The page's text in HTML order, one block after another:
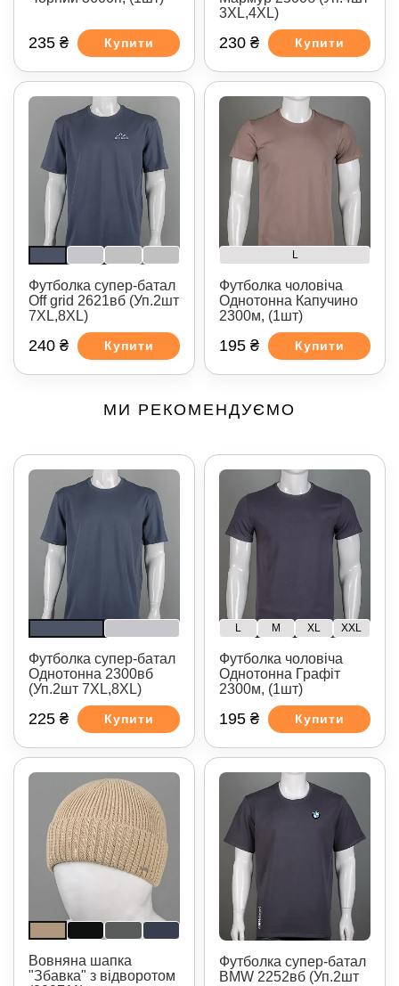
235 ₴ Купити
3XL,4XL)
230 ₴ Купити
Футболка супер-батал
Off grid 2621вб (Уп.2шт
7XL,8XL)
240 ₴ Купити
L
Футболка чоловіча
Однотонна Капучино
2300м, (1шт)
195 ₴ Купити
МИ РЕКОМЕНДУЄМО
Футболка супер-батал
Однотонна 2300вб
(Уп.2шт 7XL,8XL)
225 ₴ Купити
L M XL XXL
Футболка чоловіча
Однотонна Графіт
2300м, (1шт)
195 ₴ Купити
Вовняна шапка
"Збавка" з відворотом
Футболка супер-батал
BMW 2252вб (Уп.2шт